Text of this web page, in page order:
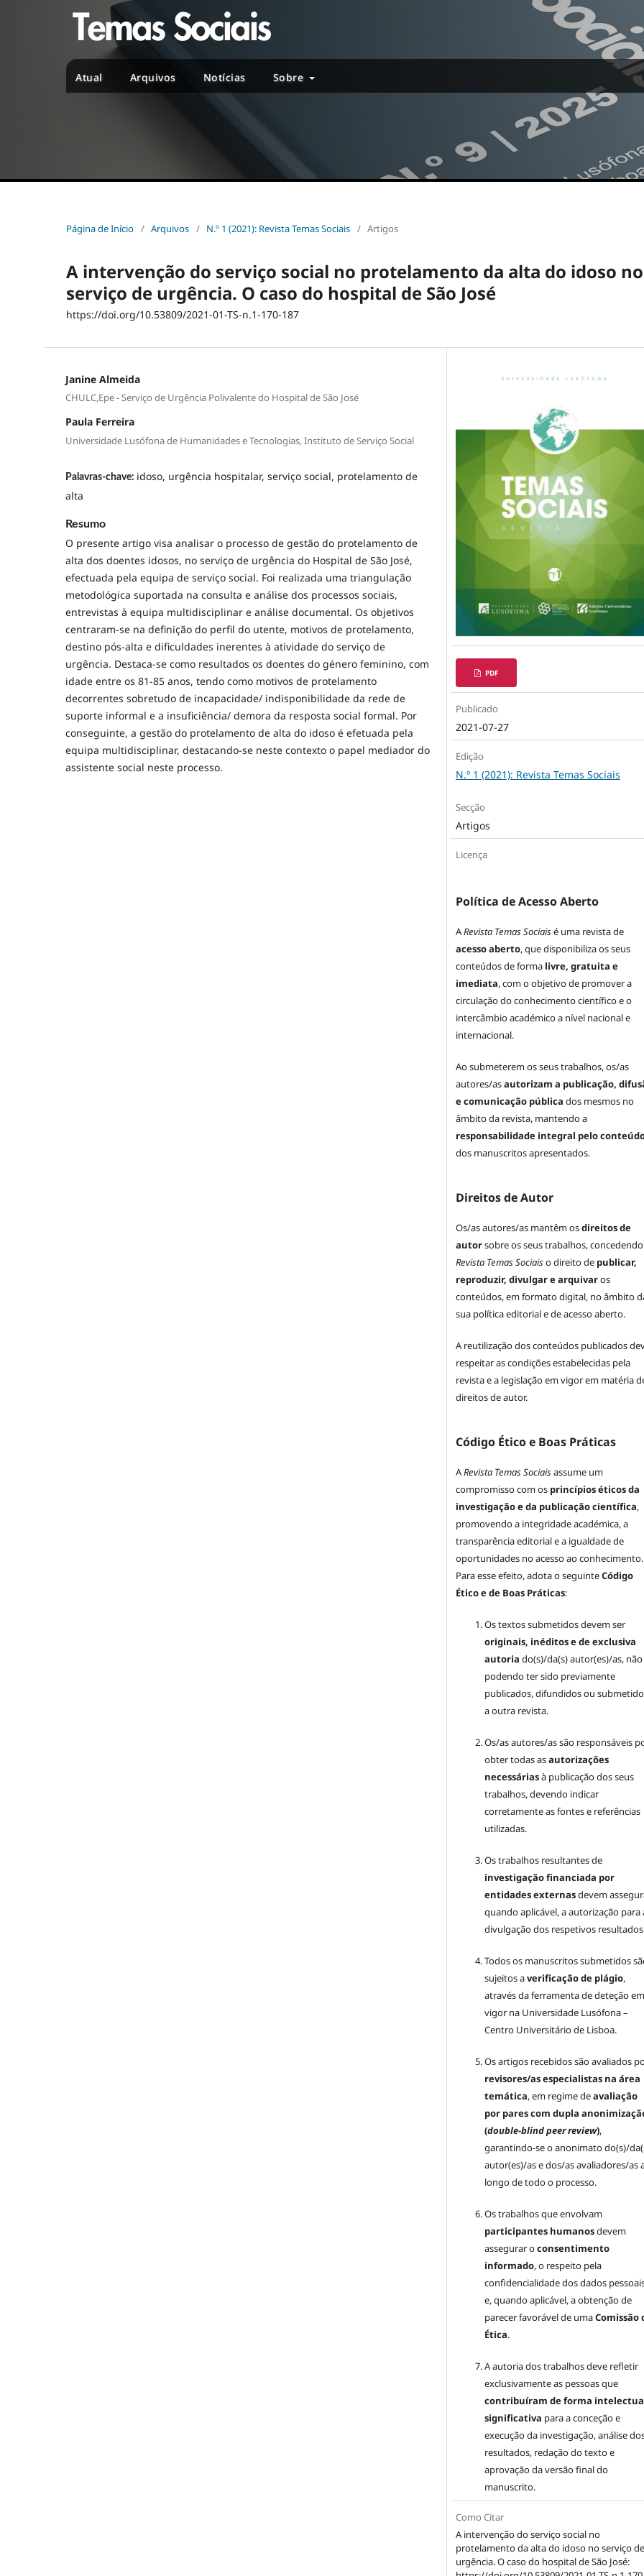
Atual Arquivos Notícias Sobre
Página de Início / Arquivos / N.º 1 (2021): Revista Temas Sociais / Artigos
A intervenção do serviço social no protelamento da alta do idoso no
serviço de urgência. O caso do hospital de São José
https://doi.org/10.53809/2021-01-TS-n.1-170-187
Janine Almeida
CHULC,Epe - Serviço de Urgência Polivalente do Hospital de São José
Paula Ferreira
Universidade Lusófona de Humanidades e Tecnologias, Instituto de Serviço Social
Palavras-chave: idoso, urgência hospitalar, serviço social, protelamento de
alta
Resumo
O presente artigo visa analisar o processo de gestão do protelamento de
alta dos doentes idosos, no serviço de urgência do Hospital de São José,
efectuada pela equipa de serviço social. Foi realizada uma triangulação
metodológica suportada na consulta e análise dos processos sociais,
entrevistas à equipa multidisciplinar e análise documental. Os objetivos
centraram-se na definição do perfil do utente, motivos de protelamento,
destino pós-alta e dificuldades inerentes à atividade do serviço de
urgência. Destaca-se como resultados os doentes do género feminino, com
idade entre os 81-85 anos, tendo como motivos de protelamento
decorrentes sobretudo de incapacidade/ indisponibilidade da rede de
suporte informal e a insuficiência/ demora da resposta social formal. Por
conseguinte, a gestão do protelamento de alta do idoso é efetuada pela
equipa multidisciplinar, destacando-se neste contexto o papel mediador do
assistente social neste processo.
PDF
Publicado
2021-07-27
Edição
N.º 1 (2021): Revista Temas Sociais
Secção
Artigos
Licença
Política de Acesso Aberto
ARevista Temas Sociaisé uma revista de
acesso aberto, que disponibiliza os seus
conteúdos de forma livre, gratuita e
imediata, com o objetivo de promover a
circulação do conhecimento científico e o
intercâmbio académico a nível nacional e
internacional.
Ao submeterem os seus trabalhos, os/as
autores/asautorizam a publicação,
e comunicação pública dos mesmos no
âmbito da revista, mantendo a
responsabilidade integral pelo
dos manuscritos apresentados.
Direitos de Autor
Os/as autores/as mantêm osdireitos de
autorsobre os seus trabalhos,
Revista Temas Sociaiso direito de publicar,
reproduzir, divulgar e arquivaros
conteúdos, em formato digital, no âmbito
sua política editorial e de acesso aberto.
A reutilização dos conteúdos publicados
respeitar as condições estabelecidas pela
revista e a legislação em vigor em matéria
direitos de autor.
Código Ético e Boas Práticas
ARevista Temas Sociaisassume um
compromisso com os princípios éticos da
investigação e da publicação científica,
promovendo a integridade académica, a
transparência editorial e a igualdade de
oportunidades no acesso ao conhecimento.
Para esse efeito, adota o seguinteCódigo
Ético e de Boas Práticas:
Os textos submetidos devem ser
originais, inéditos e de exclusiva
autoria do(s)/da(s) autor(es)/as, não
podendo ter sido previamente
publicados, difundidos ou
a outra revista.
Os/as autores/as são responsáveis
obter todas asautorizações
necessáriasà publicação dos seus
trabalhos, devendo indicar
corretamente as fontes e referências
utilizadas.
Os trabalhos resultantes de
investigação financiada por
entidades externasdevem
quando aplicável, a autorização para
divulgação dos respetivos
Todos os manuscritos submetidos
sujeitos averificação de plágio,
através da ferramenta de deteção em
vigor na Universidade Lusófona –
Centro Universitário de Lisboa.
Os artigos recebidos são avaliados
revisores/as especialistas na área
temática, em regime deavaliação
por pares com dupla
(double-blind peer review),
garantindo-se o anonimato do(s)/
autor(es)/as e dos/as avaliadores/as
longo de todo o processo.
Os trabalhos que envolvam
participantes humanosdevem
assegurar oconsentimento
informado, o respeito pela
confidencialidade dos dados
e, quando aplicável, a obtenção de
parecer favorável de umaComissão
Ética.
A autoria dos trabalhos deve refletir
exclusivamente as pessoas que
contribuíram de forma
significativa para a conceção e
execução da investigação, análise
resultados, redação do texto e
aprovação da versão final do
manuscrito.
Como Citar
A intervenção do serviço social no
protelamento da alta do idoso no serviço de
urgência. O caso do hospital de São José: